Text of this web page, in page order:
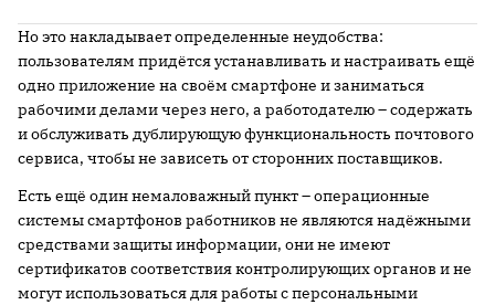
Но это накладывает определенные неудобства:
пользователям придётся устанавливать и настраивать ещё
одно приложение на своём смартфоне и заниматься
рабочими делами через него, а работодателю – содержать
и обслуживать дублирующую функциональность почтового
сервиса, чтобы не зависеть от сторонних поставщиков.
Есть ещё один немаловажный пункт – операционные
системы смартфонов работников не являются надёжными
средствами защиты информации, они не имеют
сертификатов соответствия контролирующих органов и не
могут использоваться для работы с персональными